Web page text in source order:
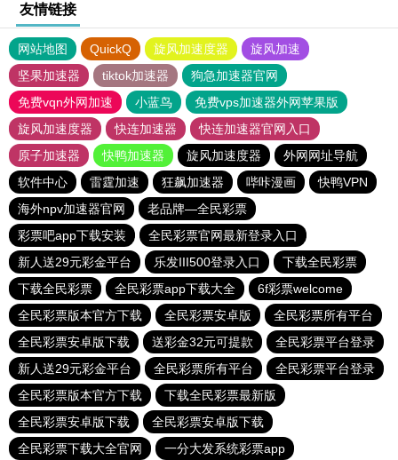
友情链接
网站地图 QuickQ 旋风加速度器
旋风加速
坚果加速器
tiktok加速器
狗急加速器官网
免费vqn外网加速
小蓝鸟
免费vps加速器外网苹果版
旋风加速度器
快连加速器
快连加速器官网入口
原子加速器
快鸭加速器 旋风加速度器
外网网址导航
软件中心
雷霆加速 狂飙加速器 哔咔漫画
快鸭VPN
海外npv加速器官网
老品牌—全民彩票
彩票吧app下载安装
全民彩票官网最新登录入口
新人送29元彩金平台
乐发III500登录入口
下载全民彩票
下载全民彩票
全民彩票app下载大全
6f彩票welcome
全民彩票版本官方下载
全民彩票安卓版
全民彩票所有平台
全民彩票安卓版下载
送彩金32元可提款
全民彩票平台登录
新人送29元彩金平台
全民彩票所有平台
全民彩票平台登录
全民彩票版本官方下载
下载全民彩票最新版
全民彩票安卓版下载
全民彩票安卓版下载
全民彩票下载大全官网
一分大发系统彩票app